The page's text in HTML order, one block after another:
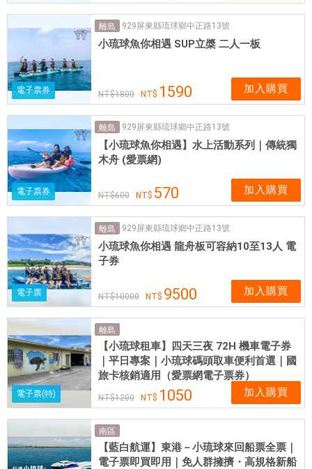
可
即
買
電子票券
離島 929屏東縣琉球鄉中正路13號
小琉球魚你相遇 SUP立槳 二人一板
1800 1590 加入購買
電子票券
離島 929屏東縣琉球鄉中正路13號
【小琉球魚你相遇】水上活動系列｜傳統獨
木舟 (愛票網)
600 570 加入購買
電子票
離島 929屏東縣琉球鄉中正路13號
小琉球魚你相遇 龍舟板可容納10至13人 電
子券
10000 9500 加入購買
電子票(特)
離島
【小琉球租車】四天三夜 72H 機車電子券
｜平日專案｜小琉球碼頭取車便利首選｜國
旅卡核銷適用（愛票網電子票券）
1200 1050 加入購買
南區
【藍白航運】東港－小琉球來回船票全票｜
電子票即買即用｜免人群擁擠・高規格新船